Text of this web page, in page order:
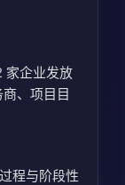
家企业发放
、项目目
程与阶段性